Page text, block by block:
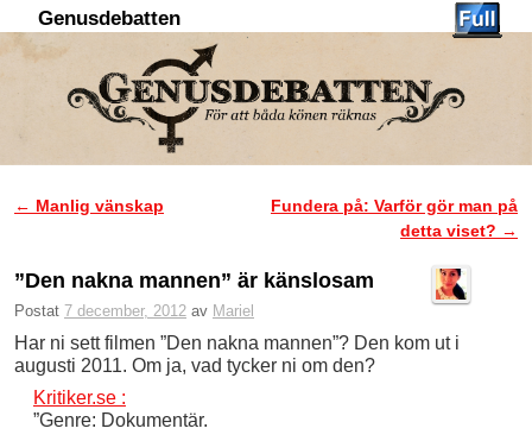
Genusdebatten
Inläggsnavigering
← Manlig vänskap
Fundera på: Varför gör man på
detta viset? →
”Den nakna mannen” är känslosam
Postat 7 december, 2012 av Mariel
Har ni sett filmen ”Den nakna mannen”? Den kom ut i
augusti 2011. Om ja, vad tycker ni om den?
Kritiker.se :
”Genre: Dokumentär.